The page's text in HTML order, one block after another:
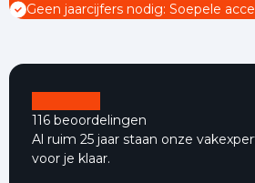
Geen jaarcijfers nodig: Soepele
116 beoordelingen
Al ruim 25 jaar staan onze
voor je klaar.